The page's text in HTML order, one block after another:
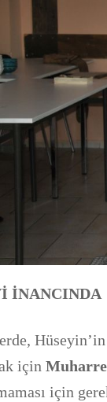
Hüseyin’in
için
için